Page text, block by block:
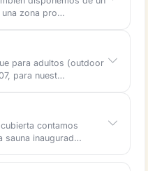
una zona pro…
para adultos (outdoor
para nuest…
contamos
sauna inaugurad…